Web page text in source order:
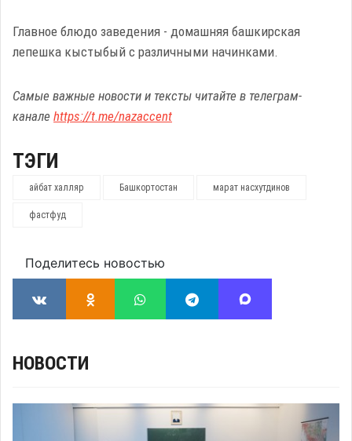
Главное блюдо заведения - домашняя башкирская
лепешка кыстыбый с различными начинками.
Самые важные новости и тексты читайте в телеграм-
канале https://t.me/nazaccent
ТЭГИ
айбат халляр Башкортостан марат насхутдинов
фастфуд
Поделитесь новостью
НОВОСТИ